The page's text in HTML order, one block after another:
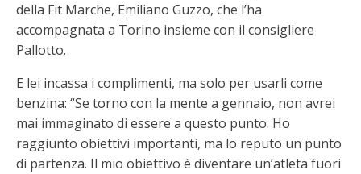
della Fit Marche, Emiliano Guzzo, che l’ha
accompagnata a Torino insieme con il consigliere
Pallotto.
E lei incassa i complimenti, ma solo per usarli come
benzina: “Se torno con la mente a gennaio, non avrei
mai immaginato di essere a questo punto. Ho
raggiunto obiettivi importanti, ma lo reputo un punto
di partenza. Il mio obiettivo è diventare un’atleta fuori